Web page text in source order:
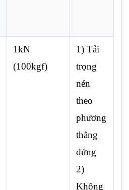
1kN
(100kgf)
1) Tải
trọng
nén
theo
phương
thẳng
đứng
2)
Không